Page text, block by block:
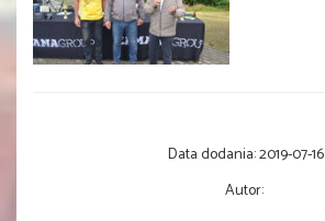
Data dodania:2019-07-16
Autor: